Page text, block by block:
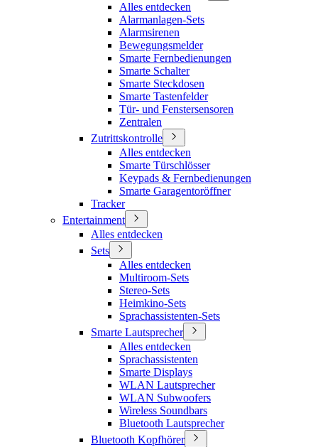
Alles entdecken
Alarmanlagen-Sets
Alarmsirenen
Bewegungsmelder
Smarte Fernbedienungen
Smarte Schalter
Smarte Steckdosen
Smarte Tastenfelder
Tür- und Fenstersensoren
Zentralen
Zutrittskontrolle
Alles entdecken
Smarte Türschlösser
Keypads & Fernbedienungen
Smarte Garagentoröffner
Tracker
Entertainment
Alles entdecken
Sets
Alles entdecken
Multiroom-Sets
Stereo-Sets
Heimkino-Sets
Sprachassistenten-Sets
Smarte Lautsprecher
Alles entdecken
Sprachassistenten
Smarte Displays
WLAN Lautsprecher
WLAN Subwoofers
Wireless Soundbars
Bluetooth Lautsprecher
Bluetooth Kopfhörer